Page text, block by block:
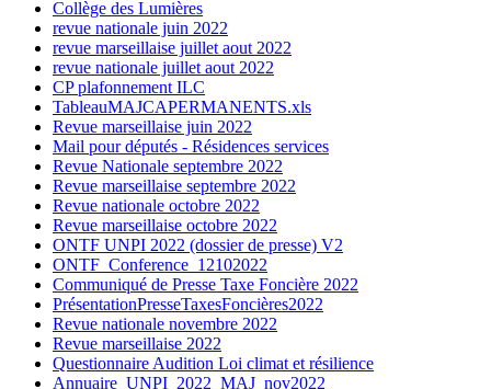
Collège des Lumières
revue nationale juin 2022
revue marseillaise juillet aout 2022
revue nationale juillet aout 2022
CP plafonnement ILC
TableauMAJCAPERMANENTS.xls
Revue marseillaise juin 2022
Mail pour députés - Résidences services
Revue Nationale septembre 2022
Revue marseillaise septembre 2022
Revue nationale octobre 2022
Revue marseillaise octobre 2022
ONTF UNPI 2022 (dossier de presse) V2
ONTF_Conference_12102022
Communiqué de Presse Taxe Foncière 2022
PrésentationPresseTaxesFoncières2022
Revue nationale novembre 2022
Revue marseillaise 2022
Questionnaire Audition Loi climat et résilience
Annuaire_UNPI_2022_MAJ_nov2022